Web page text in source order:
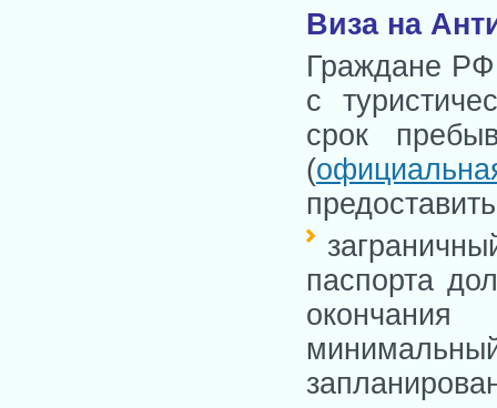
Виза на
Граждане РФ
с
срок
(
паспорта